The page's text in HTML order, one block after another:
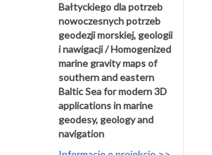
Bałtyckiego dla potrzeb
nowoczesnych potrzeb
geodezji morskiej, geologii
i nawigacji / Homogenized
marine gravity maps of
southern and eastern
Baltic Sea for modern 3D
applications in marine
geodesy, geology and
navigation